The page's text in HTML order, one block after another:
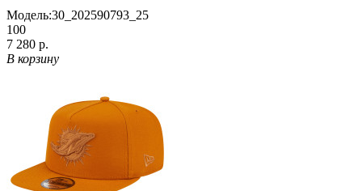
Модель:30_202590793_25
100
7 280 р.
В корзину